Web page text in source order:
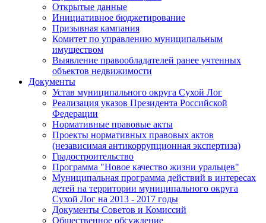
Открытые данные
Инициативное бюджетирование
Призывная кампания
Комитет по управлению муниципальным
имуществом
Выявление правообладателей ранее учтенных
объектов недвижимости
Документы
Устав муниципального округа Сухой Лог
Реализация указов Президента Российской
Федерации
Нормативные правовые акты
Проекты нормативных правовых актов
(независимая антикоррупционная экспертиза)
Градостроительство
Программа "Новое качество жизни уральцев"
Муниципальная программа действий в интересах
детей на территории муниципального округа
Сухой Лог на 2013 - 2017 годы
Документы Советов и Комиссий
Общественное обсуждение